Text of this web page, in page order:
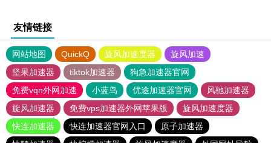
友情链接
网站地图 QuickQ 旋风加速度器
旋风加速
坚果加速器
tiktok加速器
狗急加速器官网
免费vqn外网加速
小蓝鸟 优途加速器官网
风驰加速器
旋风加速器
免费vps加速器外网苹果版
旋风加速度器
快连加速器
快连加速器官网入口
原子加速器